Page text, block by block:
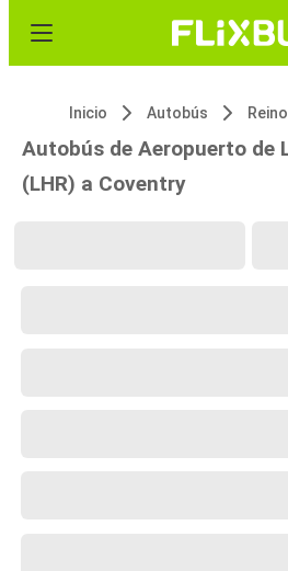
Inicio Autobús
Autobús de Aeropuerto de
(LHR) a Coventry